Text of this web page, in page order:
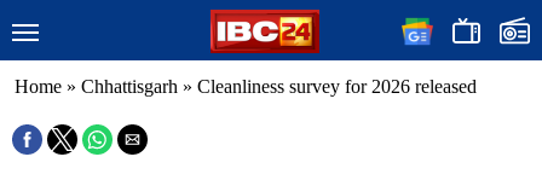
Home » Chhattisgarh » Cleanliness survey for 2026 released